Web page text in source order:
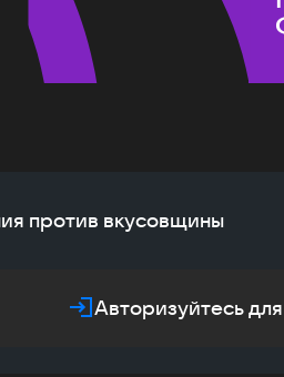
против вкусовщины
Авторизуйтесь